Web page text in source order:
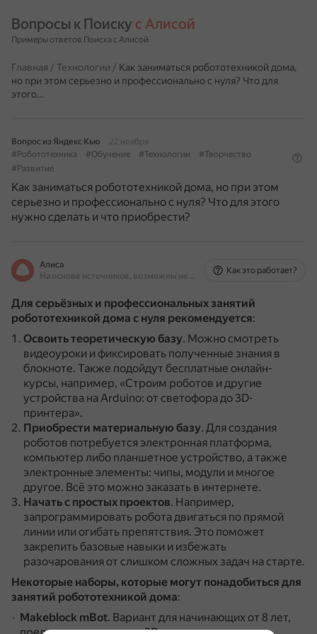
Вопросы к Поиску с Алисой
Примеры ответов Поиска с Алисой
Главная / Технологии / Как заниматься робототехникой дома,
но при этом серьезно и профессионально с нуля? Что для
этого…
Вопрос из Яндекс Кью
22 ноября
#Робототехника
#Обучение #Технологии
#Творчество
#Развитие
Как заниматься робототехникой дома, но при этом
серьезно и профессионально с нуля? Что для этого
нужно сделать и что приобрести?
Алиса
На основе источников, возможны неточности
Как это работает?
Для серьёзных и профессиональных занятий
робототехникой дома с нуля рекомендуется:
Освоить теоретическую базу. Можно смотреть
видеоуроки и фиксировать полученные знания в
блокноте. Также подойдут бесплатные онлайн-
курсы, например, «Строим роботов и другие
устройства на Arduino: от светофора до 3D-
принтера».
Приобрести материальную базу. Для создания
роботов потребуется электронная платформа,
компьютер либо планшетное устройство, а также
электронные элементы: чипы, модули и многое
другое. Всё это можно заказать в интернете.
Начать с простых проектов. Например,
запрограммировать робота двигаться по прямой
линии или огибать препятствия. Это поможет
закрепить базовые навыки и избежать
разочарования от слишком сложных задач на старте.
Некоторые наборы, которые могут понадобиться для
занятий робототехникой дома:
Makeblock mBot. Вариант для начинающих от 8 лет,